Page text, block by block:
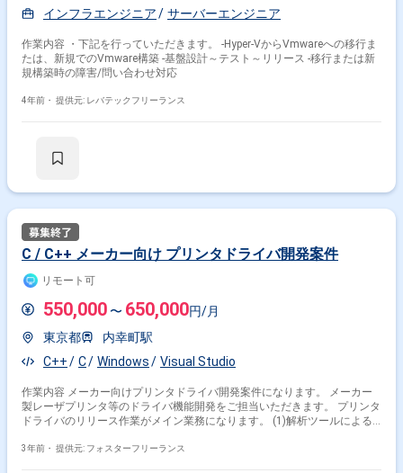
インフラエンジニア サーバーエンジニア
作業内容 ・下記を行っていただきます。 ‐Hyper-VからVmwareへの移行ま
たは、新規でのVmware構築 ‐基盤設計～テスト～リリース ‐移行または新
規構築時の障害/問い合わせ対応
4年前・ 提供元: レバテックフリーランス
C / C++ メーカー向け プリンタドライバ開発案件
リモート可
550,000 〜 650,000円/月
東京都
内幸町駅
C++
C Windows Visual Studio
作業内容 メーカー向けプリンタドライバ開発案件になります。 メーカー
製レーザプリンタ等のドライバ機能開発をご担当いただきます。 プリンタ
ドライバのリリース作業がメイン業務になります。 (1)解析ツールによる
本時間＞ 9：00～18：00 ＜服装＞ オフィスカジュアル
3年前・ 提供元: フォスターフリーランス
特徴で絞り込む
Windows × 副業 Windows × 在宅・リモート
その他の条件で検索する
Oracle
VMware C# JavaScript C++
その他の職種から探す
インフラエンジニア
サーバーエンジニア
サーバーサイドエンジニア
PM